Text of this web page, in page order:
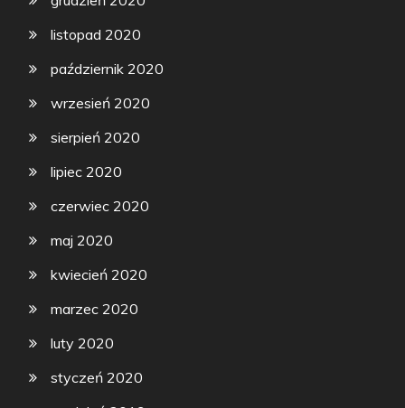
listopad 2020
październik 2020
wrzesień 2020
sierpień 2020
lipiec 2020
czerwiec 2020
maj 2020
kwiecień 2020
marzec 2020
luty 2020
styczeń 2020